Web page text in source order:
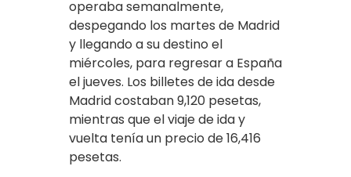
operaba semanalmente,
despegando los martes de Madrid
y llegando a su destino el
miércoles, para regresar a España
el jueves. Los billetes de ida desde
Madrid costaban 9,120 pesetas,
mientras que el viaje de ida y
vuelta tenía un precio de 16,416
pesetas.